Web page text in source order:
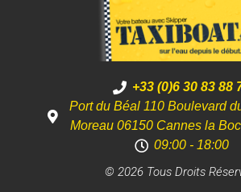
+33 (0)6 30 83 88
Port du Béal 110 Boulevard
Moreau 06150 Cannes la
09:00 - 18:00
© 2026 Tous Droits